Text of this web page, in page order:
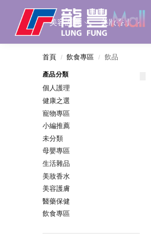
美容護膚 美妝香水
Search
首頁 / 飲食專區 / 飲品
產品分類
個人護理
健康之選
寵物專區
小編推薦
未分類
母嬰專區
生活雜品
美妝香水
美容護膚
醫藥保健
飲食專區